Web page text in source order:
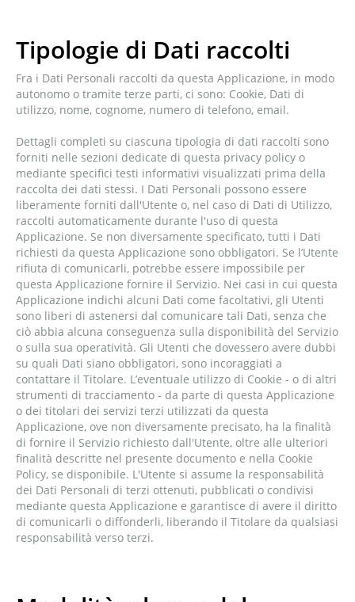
Tipologie di Dati raccolti
Fra i Dati Personali raccolti da questa Applicazione, in modo
autonomo o tramite terze parti, ci sono: Cookie, Dati di
utilizzo, nome, cognome, numero di telefono, email.
Dettagli completi su ciascuna tipologia di dati raccolti sono
forniti nelle sezioni dedicate di questa privacy policy o
mediante specifici testi informativi visualizzati prima della
raccolta dei dati stessi. I Dati Personali possono essere
liberamente forniti dall'Utente o, nel caso di Dati di Utilizzo,
raccolti automaticamente durante l'uso di questa
Applicazione. Se non diversamente specificato, tutti i Dati
richiesti da questa Applicazione sono obbligatori. Se l’Utente
rifiuta di comunicarli, potrebbe essere impossibile per
questa Applicazione fornire il Servizio. Nei casi in cui questa
Applicazione indichi alcuni Dati come facoltativi, gli Utenti
sono liberi di astenersi dal comunicare tali Dati, senza che
ciò abbia alcuna conseguenza sulla disponibilità del Servizio
o sulla sua operatività. Gli Utenti che dovessero avere dubbi
su quali Dati siano obbligatori, sono incoraggiati a
contattare il Titolare. L’eventuale utilizzo di Cookie - o di altri
strumenti di tracciamento - da parte di questa Applicazione
o dei titolari dei servizi terzi utilizzati da questa
Applicazione, ove non diversamente precisato, ha la finalità
di fornire il Servizio richiesto dall'Utente, oltre alle ulteriori
finalità descritte nel presente documento e nella Cookie
Policy, se disponibile. L'Utente si assume la responsabilità
dei Dati Personali di terzi ottenuti, pubblicati o condivisi
mediante questa Applicazione e garantisce di avere il diritto
di comunicarli o diffonderli, liberando il Titolare da qualsiasi
responsabilità verso terzi.